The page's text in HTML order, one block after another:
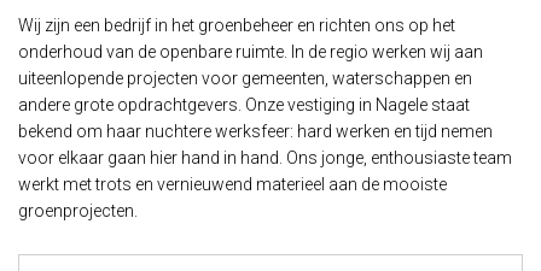
Wij zijn een bedrijf in het groenbeheer en richten ons op het
onderhoud van de openbare ruimte. In de regio werken wij aan
uiteenlopende projecten voor gemeenten, waterschappen en
andere grote opdrachtgevers. Onze vestiging in Nagele staat
bekend om haar nuchtere werksfeer: hard werken en tijd nemen
voor elkaar gaan hier hand in hand. Ons jonge, enthousiaste team
werkt met trots en vernieuwend materieel aan de mooiste
groenprojecten.